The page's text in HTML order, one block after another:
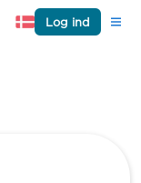
Log ind